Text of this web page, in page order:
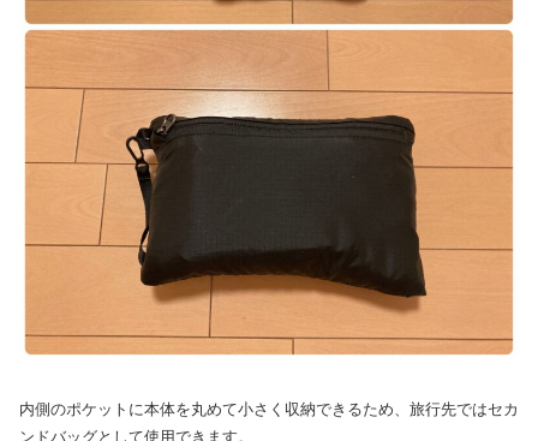
内側のポケットに本体を丸めて小さく収納できるため、旅行先ではセカ
ンドバッグとして使用できます。